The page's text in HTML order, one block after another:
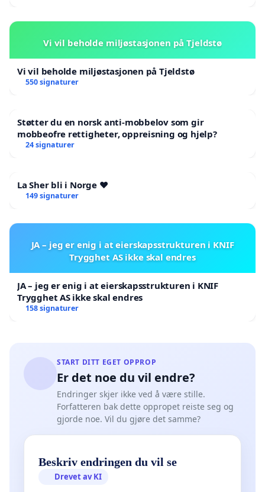
Vi vil beholde miljøstasjonen på Tjeldstø
Vi vil beholde miljøstasjonen på Tjeldstø
550 signaturer
Støtter du en norsk anti-mobbelov som gir
mobbeofre rettigheter, oppreisning og hjelp?
24 signaturer
La Sher bli i Norge ❤️
149 signaturer
JA – jeg er enig i at eierskapsstrukturen i KNIF
Trygghet AS ikke skal endres
JA – jeg er enig i at eierskapsstrukturen i KNIF
Trygghet AS ikke skal endres
158 signaturer
START DITT EGET OPPROP
Er det noe du vil endre?
Endringer skjer ikke ved å være stille.
Forfatteren bak dette oppropet reiste seg og
gjorde noe. Vil du gjøre det samme?
Beskriv endringen du vil se
Drevet av KI